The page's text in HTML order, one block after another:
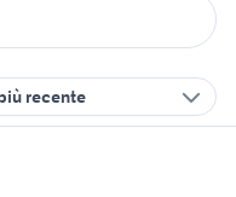
recente